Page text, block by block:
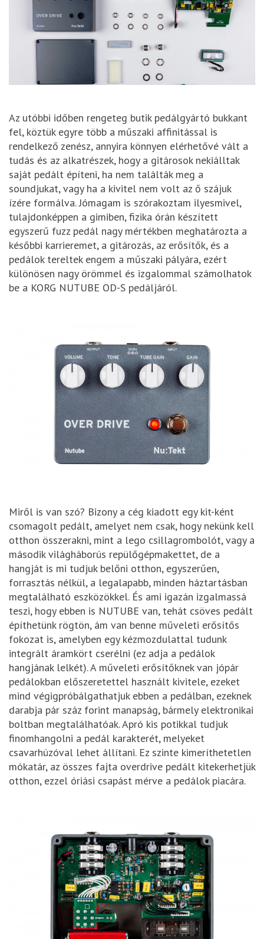
Az utóbbi időben rengeteg butik pedálgyártó bukkant
fel, köztük egyre több a műszaki affinitással is
rendelkező zenész, annyira könnyen elérhetővé vált a
tudás és az alkatrészek, hogy a gitárosok nekiálltak
saját pedált építeni, ha nem találták meg a
soundjukat, vagy ha a kivitel nem volt az ő szájuk
ízére formálva. Jómagam is szórakoztam ilyesmivel,
tulajdonképpen a gimiben, fizika órán készített
egyszerű fuzz pedál nagy mértékben meghatározta a
későbbi karrieremet, a gitározás, az erősítők, és a
pedálok tereltek engem a műszaki pályára, ezért
különösen nagy örömmel és izgalommal számolhatok
be a KORG NUTUBE OD-S pedáljáról.
Miről is van szó? Bizony a cég kiadott egy kit-ként
csomagolt pedált, amelyet nem csak, hogy nekünk kell
otthon összerakni, mint a lego csillagrombolót, vagy a
második világháborús repülőgépmakettet, de a
hangját is mi tudjuk belőni otthon, egyszerűen,
forrasztás nélkül, a legalapabb, minden háztartásban
megtalálható eszközökkel. És ami igazán izgalmassá
teszi, hogy ebben is NUTUBE van, tehát csöves pedált
építhetünk rögtön, ám van benne műveleti erősítős
fokozat is, amelyben egy kézmozdulattal tudunk
integrált áramkört cserélni (ez adja a pedálok
hangjának lelkét). A műveleti erősítőknek van jópár
pedálokban előszeretettel használt kivitele, ezeket
mind végigpróbálgathatjuk ebben a pedálban, ezeknek
darabja pár száz forint manapság, bármely elektronikai
boltban megtalálhatóak. Apró kis potikkal tudjuk
finomhangolni a pedál karakterét, melyeket
csavarhúzóval lehet állítani. Ez szinte kimeríthetetlen
mókatár, az összes fajta overdrive pedált kitekerhetjük
otthon, ezzel óriási csapást mérve a pedálok piacára.